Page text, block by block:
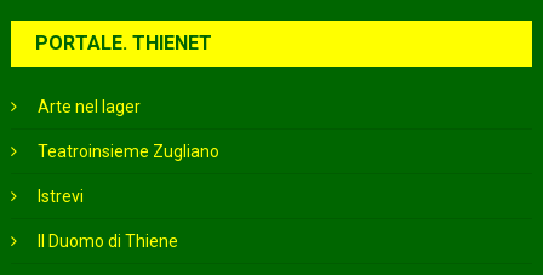
PORTALE. THIENET
Arte nel lager
Teatroinsieme Zugliano
Istrevi
Il Duomo di Thiene